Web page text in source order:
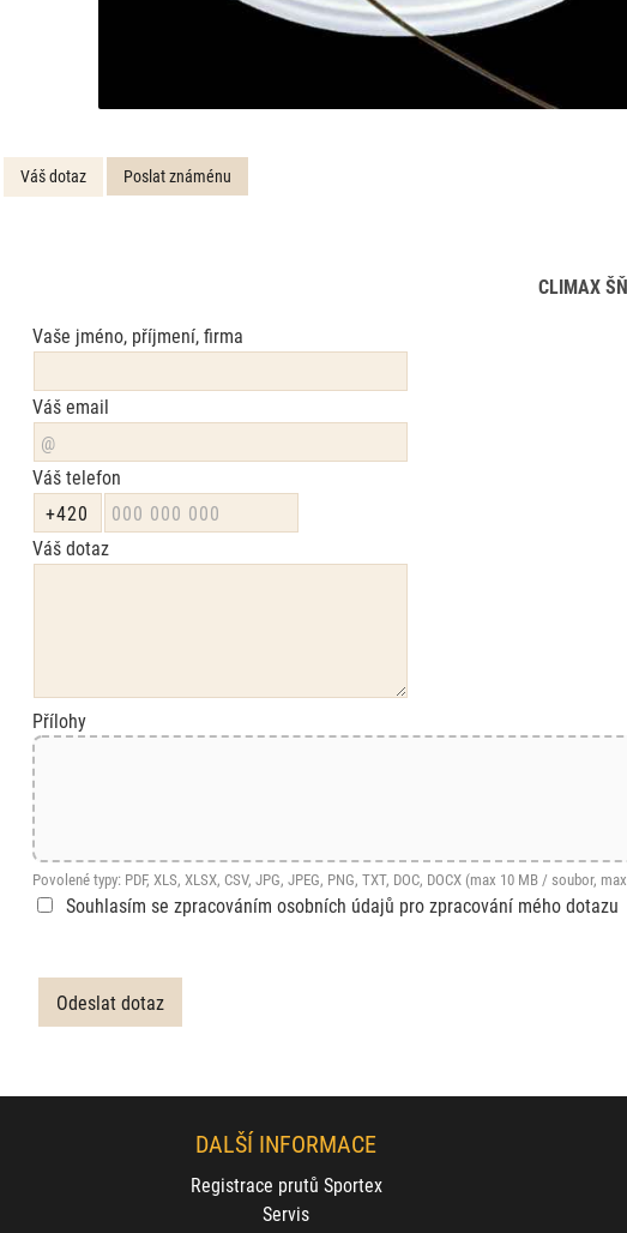
Váš dotaz Poslat známénu
CLIMAX
Vaše jméno, příjmení, firma
Váš email
Váš telefon
Váš dotaz
Přílohy
Povolené typy: PDF, XLS, XLSX, CSV, JPG, JPEG, PNG, TXT, DOC, DOCX (max 10 MB / soubor,
Souhlasím se zpracováním osobních údajů pro zpracování mého dotazu
DALŠÍ INFORMACE
Registrace prutů Sportex
Servis